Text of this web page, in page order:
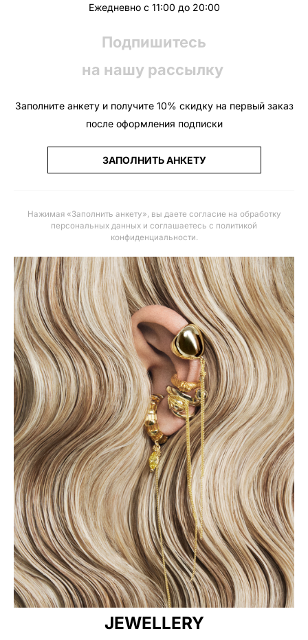
Ежедневно с 11:00 до 20:00
Подпишитесь
на нашу рассылку
Заполните анкету и получите 10% скидку на первый заказ
после оформления подписки
ЗАПОЛНИТЬ АНКЕТУ
Нажимая «Заполнить анкету», вы даете согласие на обработку
персональных данных и соглашаетесь с политикой
конфиденциальности.
JEWELLERY